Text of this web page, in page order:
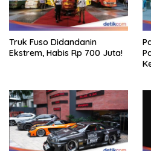
Truk Fuso Didandanin
Ekstrem, Habis Rp 700 Juta!